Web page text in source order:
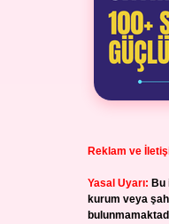
Reklam ve
Yasal Uyarı: Bu
kurum veya